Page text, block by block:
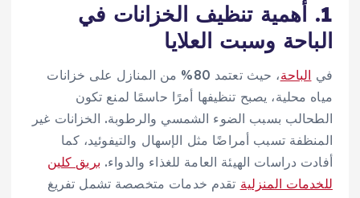
1. أهمية تنظيف الخزانات في
الباحة وسبت العلايا
في الباحة
، حيث تعتمد 80% من المنازل على خزانات
مياه محلية، يصبح تنظيفها أمرًا حاسمًا لمنع تكون
الطحالب بسبب الضوء الشمسي والرطوبة. الخزانات غير
المنظفة تسبب أمراضًا مثل الإسهال والتيفوئيد، كما
أفادت دراسات الهيئة العامة للغذاء والدواء. بريق كلين
للخدمات المنزلية تقدم خدمات متخصصة تشمل تفريغ